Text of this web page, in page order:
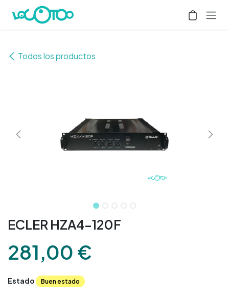
Ir al contenido
Todos los productos
ECLER HZA4-120F
281,00 €
Estado Buen estado